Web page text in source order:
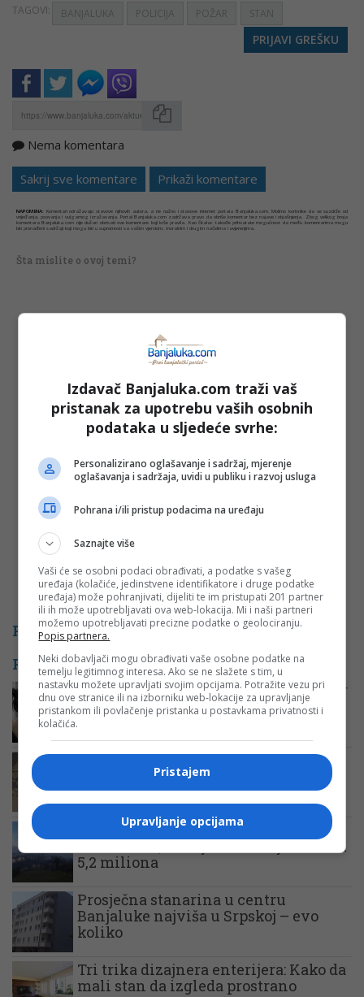
TAGOVI: BANJALUKA POLICIJA POŽAR STAN
PRIJAVI GREŠKU
Nema komentara
Sakrij sve komentare Prikaži komentare
NAPOMENA: Komentari odražavaju stavove njihovih autora, a ne nužno i stavove internet portala Banjaluka.com. Molimo korisnike da se suzdrže od
vrijeđanja, psovanja i vulgarnog izražavanja. Portal Banjaluka.com zadržava pravo da obriše komentar bez najave i objašnjenja. Zbog velikog broja
komentara Banjaluka.com nije dužan obrisati sve komentare koji krše pravila. Kao čitalac takođe prihvatate mogućnost da među komentarima mogu
biti pronađeni sadržaji koji mogu biti u suprotnosti sa vašim vjerskim, moralnim i drugim načelima i uvjerenjima.
Šta mislite o ovoj temi?
Vaša e-mail adresa neće biti objavljena. Sva polja su
Email
Komentar
PROMO
POVEZANE VIJESTI
Zašto bi trebalo da ostavite svoj ormar
otvoren po toplom vremenu?
Bijeljinac upozorava sugrađane:
Pazite kad kupujete stan
Stan na Jahorini prodat za skoro
800.000 KM, zemljište u Banjaluci čak
5,2 miliona
Prosječna stanarina u centru
Banjaluke najviša u Srpskoj – evo
koliko
Tri trika dizajnera enterijera: Kako da
mali stan da izgleda prostrano
Izdavač Banjaluka.com traži vaš
pristanak za upotrebu vaših osobnih
podataka u sljedeće svrhe:
Personalizirano oglašavanje i sadržaj, mjerenje
oglašavanja i sadržaja, uvidi u publiku i razvoj usluga
Pohrana i/ili pristup podacima na uređaju
Saznajte više
Vaši će se osobni podaci obrađivati, a podatke s vašeg
uređaja (kolačiće, jedinstvene identifikatore i druge podatke
uređaja) može pohranjivati, dijeliti te im pristupati 201 partner
ili ih može upotrebljavati ova web-lokacija. Mi i naši partneri
možemo upotrebljavati precizne podatke o geolociranju.
Popis partnera.
Neki dobavljači mogu obrađivati vaše osobne podatke na
temelju legitimnog interesa. Ako se ne slažete s tim, u
nastavku možete upravljati svojim opcijama. Potražite vezu pri
dnu ove stranice ili na izborniku web-lokacije za upravljanje
pristankom ili povlačenje pristanka u postavkama privatnosti i
kolačića.
Pristajem
Upravljanje opcijama